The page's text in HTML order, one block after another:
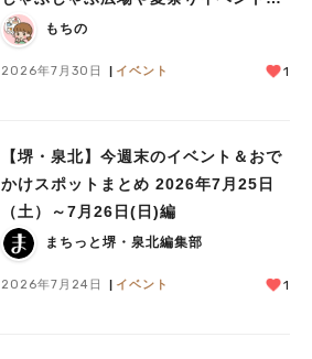
ミニ花火ショーも
もちの
2026年7月30日 イベント 1
【堺・泉北】今週末のイベント＆おで
かけスポットまとめ 2026年7月25日
（土）～7月26日(日)編
まちっと堺・泉北編集部
2026年7月24日 イベント 1